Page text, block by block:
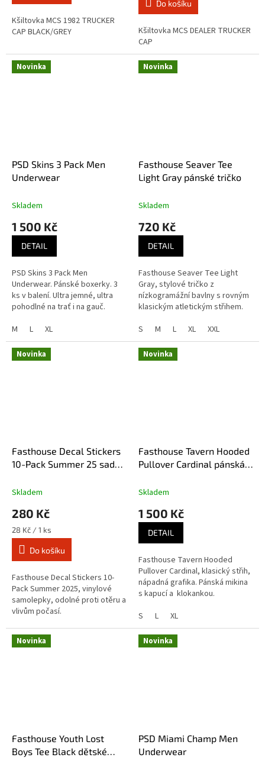
5
hvězdiček.
Kšiltovka MCS 1982 TRUCKER
CAP BLACK/GREY
Do košíku
Kšiltovka MCS DEALER TRUCKER
CAP
Novinka
PSD Skins 3 Pack Men
Underwear
Skladem
1 500 Kč
DETAIL
PSD Skins 3 Pack Men
Underwear. Pánské boxerky. 3
ks v balení. Ultra jemné, ultra
pohodlné na trať i na gauč.
M
L XL
Novinka
Fasthouse Seaver Tee
Light Gray pánské tričko
Skladem
720 Kč
DETAIL
Fasthouse Seaver Tee Light
Gray, stylové tričko z
nízkogramážní bavlny s rovným
klasickým atletickým střihem.
S
M L XL XXL
Novinka
Fasthouse Decal Stickers
10-Pack Summer 25 sada
Skladem
280 Kč
Měrná
cena:
28 Kč / 1 ks
Do košíku
Fasthouse Decal Stickers 10-
Pack Summer 2025, vinylové
samolepky, odolné proti otěru a
vlivům počasí.
Novinka
Fasthouse Tavern Hooded
Pullover Cardinal pánská
Skladem
1 500 Kč
DETAIL
Fasthouse Tavern Hooded
Pullover Cardinal, klasický střih,
nápadná grafika. Pánská mikina
s kapucí a klokankou.
S
L XL
Novinka
Fasthouse Youth Lost
Boys Tee Black dětské
Novinka
PSD Miami Champ Men
Underwear